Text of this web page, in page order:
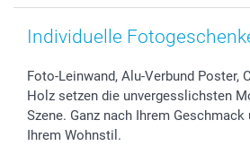
Individuelle
Foto-Leinwand, Alu-Verbund Poster,
Holz setzen die unvergesslichsten
Szene. Ganz nach Ihrem Geschmack
Ihrem Wohnstil.